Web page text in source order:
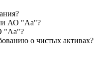
АО "Аа"?
"Аа"?
о чистых активах?